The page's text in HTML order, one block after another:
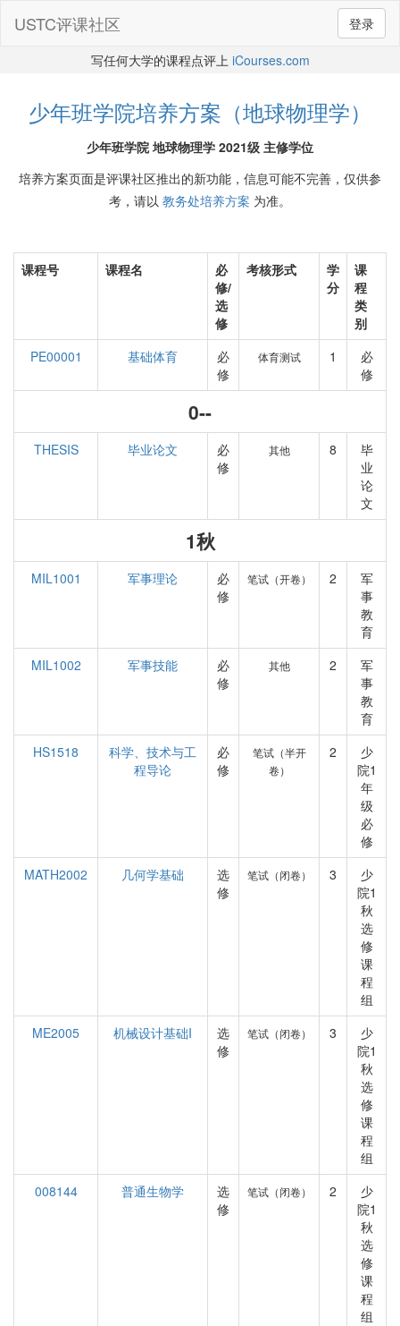
登录
USTC评课社区
写任何大学的课程点评上 iCourses.com
少年班学院培养方案（地球物理学）
少年班学院 地球物理学 2021级 主修学位
培养方案页面是评课社区推出的新功能，信息可能不完善，仅供参
考，请以 教务处培养方案 为准。
课程号 课程名
必
修/
选
修
考核形式
学
分
课
程
类
别
PE00001
基础体育
必
修
体育测试 1
必
修
0--
THESIS 毕业论文
必
修
其他 8
毕
业
论
文
1秋
MIL1001 军事理论
必
修
笔试（开卷） 2
军
事
教
育
MIL1002
军事技能
必
修
其他 2
军
事
教
育
HS1518
科学、技术与工
程导论
必
修
笔试（半开
卷）
2
少
院1
年
级
必
修
MATH2002
几何学基础
选
修
笔试（闭卷） 3
少
院1
秋
选
修
课
程
组
ME2005
机械设计基础I
选
修
笔试（闭卷） 3
少
院1
秋
选
修
课
程
组
008144
普通生物学
选
修
笔试（闭卷） 2
少
院1
秋
选
修
课
程
组